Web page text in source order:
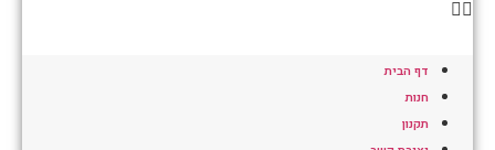
דף הבית
חנות
תקנון